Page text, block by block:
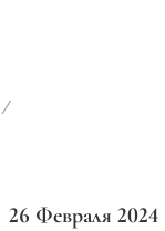
26 Февраля 2024